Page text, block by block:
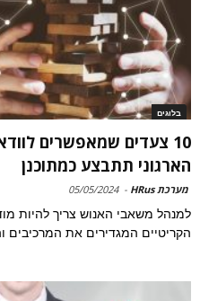
בלוגים
10 צעדים שמאפשרים
הארגוני תתבצע כמתוכנן
מערכת HRus -
05/05/2024
למנהל משאבי האנוש צריך להיות
הקריטיים המגדירים את המרכיבים